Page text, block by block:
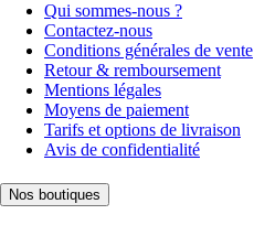
Qui sommes-nous ?
Contactez-nous
Conditions générales de vente
Retour & remboursement
Mentions légales
Moyens de paiement
Tarifs et options de livraison
Avis de confidentialité
Nos boutiques